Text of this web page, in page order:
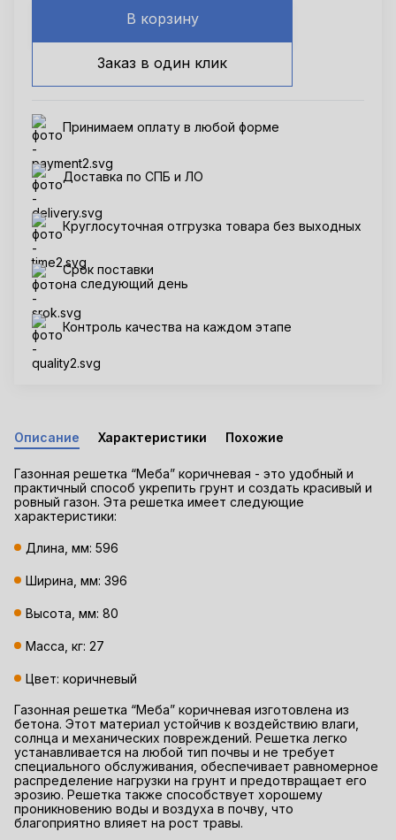
В корзину
Заказ в один клик
Принимаем оплату в любой форме
Доставка по СПБ и ЛО
Круглосуточная отгрузка товара без выходных
Срок поставки
на следующий день
Контроль качества на каждом этапе
Описание Характеристики Похожие
Газонная решетка “Меба” коричневая - это удобный и
практичный способ укрепить грунт и создать красивый и
ровный газон. Эта решетка имеет следующие
характеристики:
Длина, мм: 596
Ширина, мм: 396
Высота, мм: 80
Масса, кг: 27
Цвет: коричневый
Газонная решетка “Меба” коричневая изготовлена из
бетона. Этот материал устойчив к воздействию влаги,
солнца и механических повреждений. Решетка легко
устанавливается на любой тип почвы и не требует
специального обслуживания, обеспечивает равномерное
распределение нагрузки на грунт и предотвращает его
эрозию. Решетка также способствует хорошему
проникновению воды и воздуха в почву, что
благоприятно влияет на рост травы.